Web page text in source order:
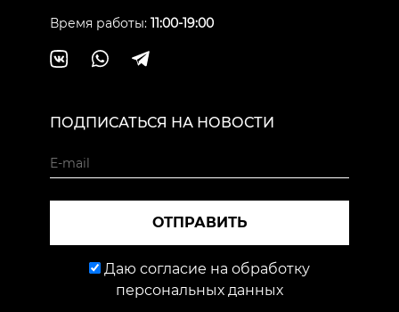
Время работы: 11:00-19:00
ПОДПИСАТЬСЯ НА НОВОСТИ
ОТПРАВИТЬ
Даю согласие на обработку
персональных данных